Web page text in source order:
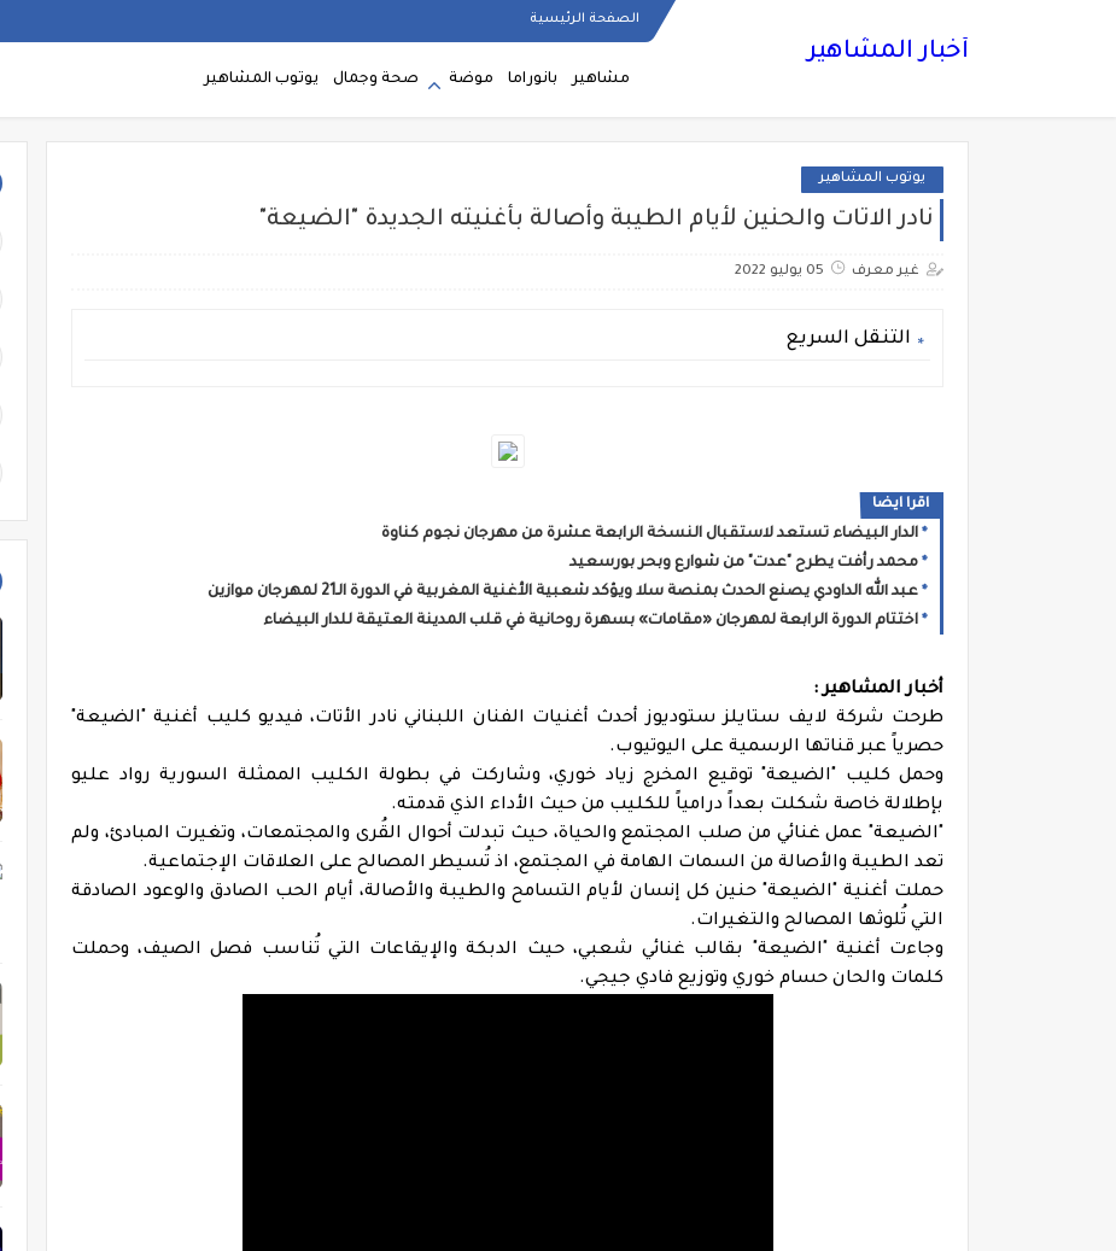
الصفحة الرئيسية
أخبار المشاهير
مشاهير بانوراما موضة صحة وجمال يوتوب المشاهير
يوتوب المشاهير
نادر الاتات والحنين لأيام الطيبة وأصالة بأغنيته الجديدة "الضيعة"
غير معرف 05 يوليو 2022
التنقل السريع
اقرا ايضا
الدار البيضاء تستعد لاستقبال النسخة الرابعة عشرة من مهرجان نجوم كناوة
محمد رأفت يطرح "عدت" من شوارع وبحر بورسعيد
عبد الله الداودي يصنع الحدث بمنصة سلا ويؤكد شعبية الأغنية المغربية في الدورة الـ21 لمهرجان موازين
اختتام الدورة الرابعة لمهرجان «مقامات» بسهرة روحانية في قلب المدينة العتيقة للدار البيضاء
أخبار المشاهير :
طرحت شركة لايف ستايلز ستوديوز أحدث أغنيات الفنان اللبناني نادر الأتات، فيديو كليب أغنية "الضيعة"
حصرياً عبر قناتها الرسمية على اليوتيوب.
وحمل كليب "الضيعة" توقيع المخرج زياد خوري، وشاركت في بطولة الكليب الممثلة السورية رواد عليو
بإطلالة خاصة شكلت بعداً درامياً للكليب من حيث الأداء الذي قدمته.
"الضيعة" عمل غنائي من صلب المجتمع والحياة، حيث تبدلت أحوال القُرى والمجتمعات، وتغيرت المبادئ، ولم
تعد الطيبة والأصالة من السمات الهامة في المجتمع، اذ تُسيطر المصالح على العلاقات الإجتماعية.
حملت أغنية "الضيعة" حنين كل إنسان لأيام التسامح والطيبة والأصالة، أيام الحب الصادق والوعود الصادقة
التي تُلوثها المصالح والتغيرات.
وجاءت أغنية "الضيعة" بقالب غنائي شعبي، حيث الدبكة والإيقاعات التي تُناسب فصل الصيف، وحملت
كلمات والحان حسام خوري وتوزيع فادي جيجي.